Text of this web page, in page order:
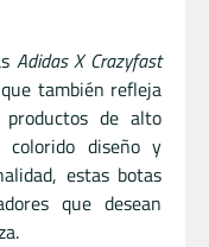
Adidas X Crazyfast
también refleja
de alto
diseño y
estas botas
que desean